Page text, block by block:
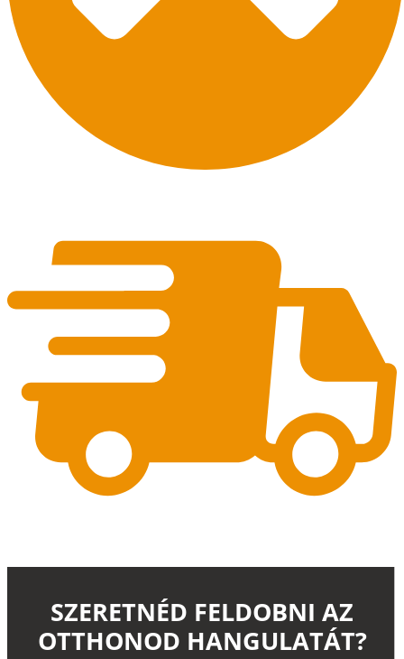
SZERETNÉD FELDOBNI AZ
OTTHONOD HANGULATÁT?